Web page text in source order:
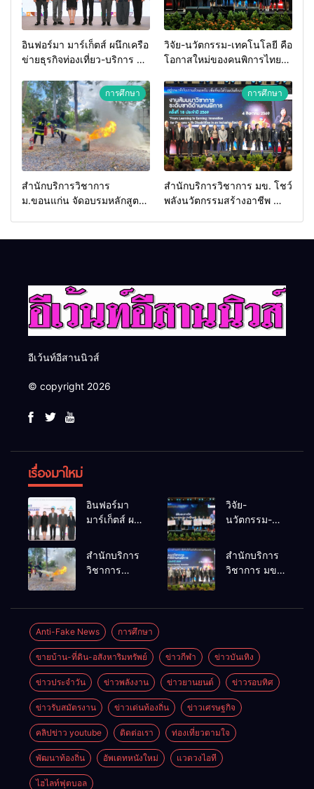
อินฟอร์มา มาร์เก็ตส์ ผนึกเครือ
ข่ายธุรกิจท่องเที่ยว-บริการ จัด
2026 เชื่อม 4 งานใหญ่ สร้าง
โอกาสธุรกิจครบวงจร ด้วย
ครับ
วิจัย-นวัตกรรม-เทคโนโลยี คือ
โอกาสใหม่ของคนพิการไทย
ประเทศ
การศึกษา
สำนักบริการวิชาการ
ม.ขอนแก่น จัดอบรมหลักสูตร
การศึกษา
สำนักบริการวิชาการ มข. โชว์
พลังนวัตกรรมสร้างอาชีพ นำ
อีเว้นท์อีสานนิวส์
© copyright 2026
เรื่องมาใหม่
อินฟอร์มา
มาร์เก็ตส์ ผนึก
ธุรกิจท่อง
เที่ยว-บริการ
Thailand
2026 เชื่อม 4
งานใหญ่
สร้างโอกาส
ธุรกิจครบ
วงจร ด้วยครับ
วิจัย-
นวัตกรรม-
คือโอกาสใหม่
ของคนพิการ
เศรษฐกิจ
สำนักบริการ
วิชาการ
เพลิงขั้นต้น”
ยกระดับ
ศักยภาพเจ้า
หน้าที่ท้องถิ่น
รับมืออัคคีภัย
ตามมาตรฐาน
สากล
สำนักบริการ
วิชาการ มข.
เวทีระดับชาติ
NCPD 2026
เปลี่ยน “ผ้า
เหลือ” สู่ราย
ได้ที่ยั่งยืน
Anti-Fake News การศึกษา
ขายบ้าน-ที่ดิน-อสังหาริมทรัพย์ ข่าวกีฬา ข่าวบันเทิง
ข่าวประจำวัน ข่าวพลังงาน ข่าวยานยนต์ ข่าวรอบทิศ
ข่าวรับสมัตรงาน ข่าวเด่นท้องถิ่น ข่าวเศรษฐกิจ
คลิปข่าว youtube ติดต่อเรา ท่องเที่ยวตามใจ
พัฒนาท้องถิ่น อัพเดทหนังใหม่ แวดวงไอที
ไฮไลท์ฟุตบอล